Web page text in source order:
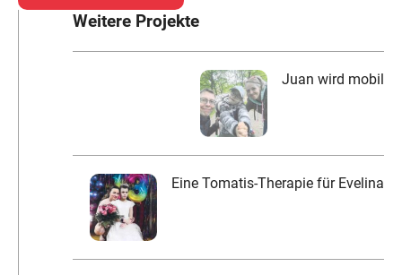
Weitere Projekte
Juan wird mobil
Eine Tomatis-Therapie für Evelina